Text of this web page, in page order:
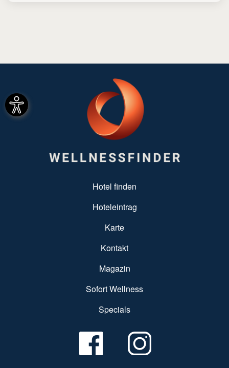
Hotel finden
Hoteleintrag
Karte
Kontakt
Magazin
Sofort Wellness
Specials